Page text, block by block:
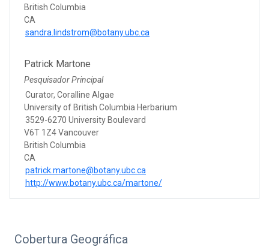
British Columbia
CA
sandra.lindstrom@botany.ubc.ca
Patrick Martone
Pesquisador Principal
Curator, Coralline Algae
University of British Columbia Herbarium
3529-6270 University Boulevard
V6T 1Z4 Vancouver
British Columbia
CA
patrick.martone@botany.ubc.ca
http://www.botany.ubc.ca/martone/
Cobertura Geográfica